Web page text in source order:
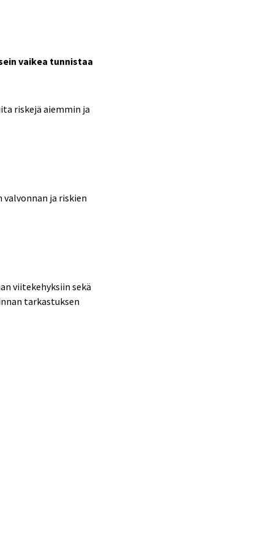
vaikea tunnistaa
riskejä aiemmin ja
ja riskien
viitekehyksiin sekä
tarkastuksen